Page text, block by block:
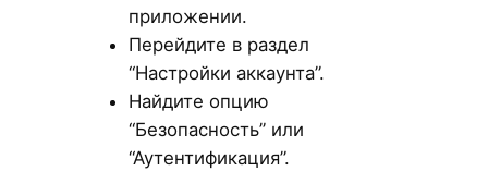
приложении.
Перейдите в раздел
“Настройки аккаунта”.
Найдите опцию
“Безопасность” или
“Аутентификация”.